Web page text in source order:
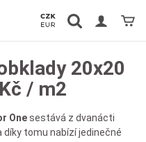
Vyhledávání Košík
20x20
/ m2
Onesestává z dvanácti
tomu nabízí jedinečné